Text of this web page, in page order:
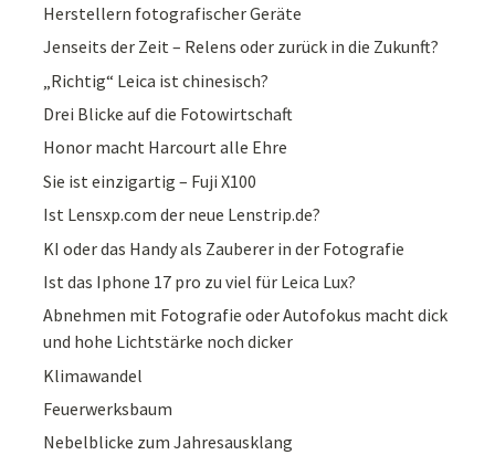
Herstellern fotografischer Geräte
Jenseits der Zeit – Relens oder zurück in die Zukunft?
„Richtig“ Leica ist chinesisch?
Drei Blicke auf die Fotowirtschaft
Honor macht Harcourt alle Ehre
Sie ist einzigartig – Fuji X100
Ist Lensxp.com der neue Lenstrip.de?
KI oder das Handy als Zauberer in der Fotografie
Ist das Iphone 17 pro zu viel für Leica Lux?
Abnehmen mit Fotografie oder Autofokus macht dick
und hohe Lichtstärke noch dicker
Klimawandel
Feuerwerksbaum
Nebelblicke zum Jahresausklang